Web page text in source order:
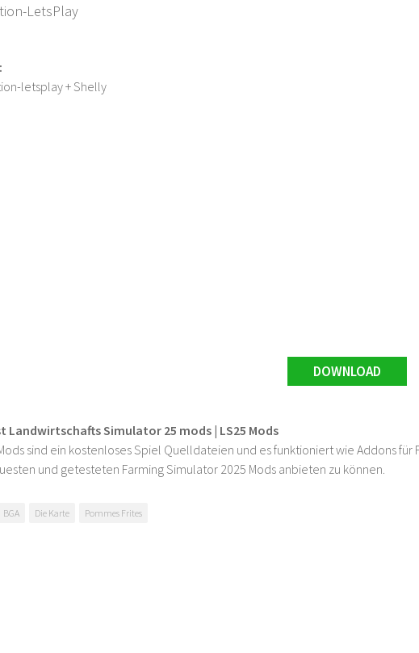
LetsPlay
letsplay + Shelly
DOWNLOAD
Landwirtschafts Simulator 25 mods | LS25 Mods
sind ein kostenloses Spiel Quelldateien und es funktioniert wie Addons
und getesteten Farming Simulator 2025 Mods anbieten zu können.
BGA Die Karte Pommes Frites